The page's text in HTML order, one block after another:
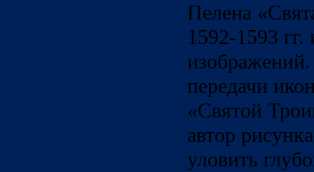
Пелена
1592-1593 гг.
передачи
«Святой
автор
уловить